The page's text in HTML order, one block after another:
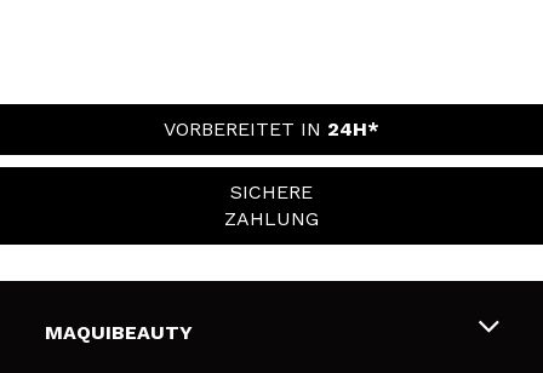
VORBEREITET IN 24H*
SICHERE
ZAHLUNG
MAQUIBEAUTY